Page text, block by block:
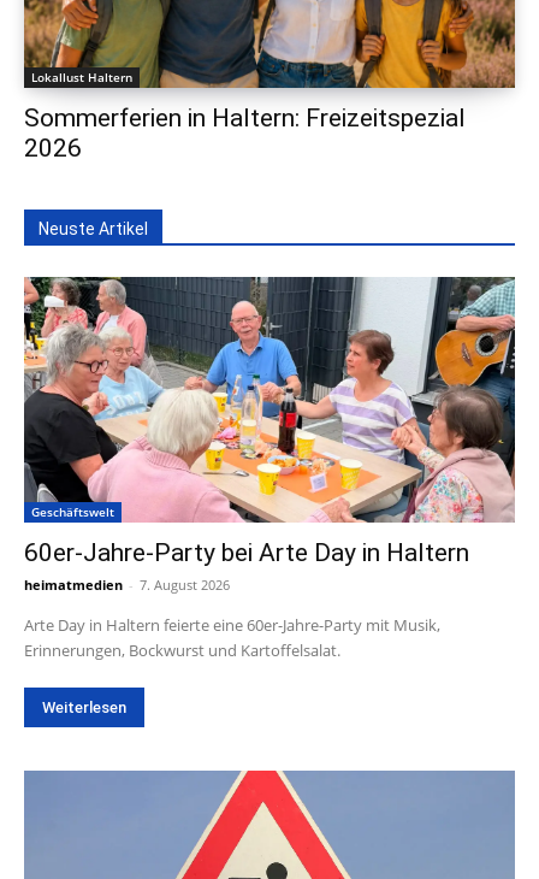
Lokallust Haltern
Sommerferien in Haltern: Freizeitspezial
2026
Neuste Artikel
Geschäftswelt
60er-Jahre-Party bei Arte Day in Haltern
heimatmedien - 7. August 2026
Arte Day in Haltern feierte eine 60er-Jahre-Party mit Musik,
Erinnerungen, Bockwurst und Kartoffelsalat.
Weiterlesen